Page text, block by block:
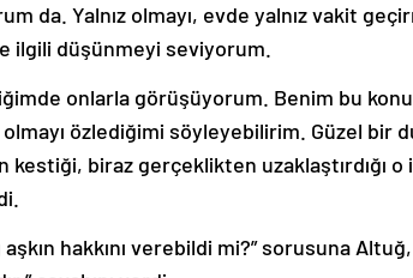
da. Yalnız olmayı, evde yalnız vakit
ilgili düşünmeyi seviyorum.
onlarla görüşüyorum. Benim bu
olmayı özlediğimi söyleyebilirim. Güzel bir
kestiği, biraz gerçeklikten uzaklaştırdığı
hakkını verebildi mi?” sorusuna